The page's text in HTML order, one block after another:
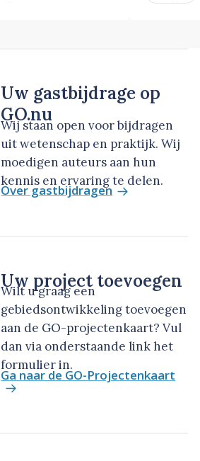
Uw gastbijdrage op
GO.nu
Wij staan open voor bijdragen
uit wetenschap en praktijk. Wij
moedigen auteurs aan hun
kennis en ervaring te delen.
Over gastbijdragen
Uw project toevoegen
Wilt u graag een
gebiedsontwikkeling toevoegen
aan de GO-projectenkaart? Vul
dan via onderstaande link het
formulier in.
Ga naar de GO-Projectenkaart